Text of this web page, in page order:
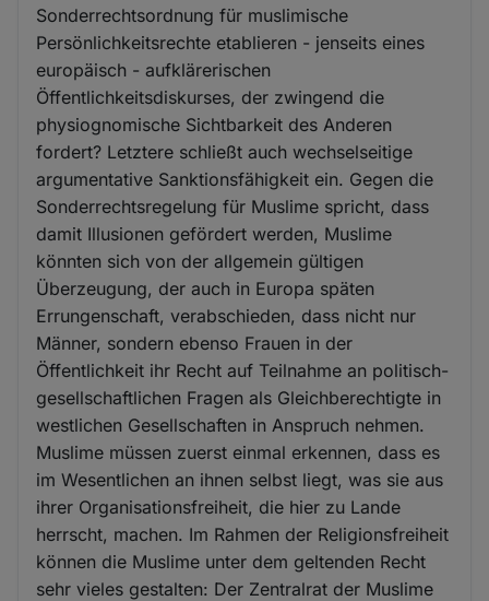
Sonderrechtsordnung für muslimische
Persönlichkeitsrechte etablieren - jenseits eines
europäisch - aufklärerischen
Öffentlichkeitsdiskurses, der zwingend die
physiognomische Sichtbarkeit des Anderen
fordert? Letztere schließt auch wechselseitige
argumentative Sanktionsfähigkeit ein. Gegen die
Sonderrechtsregelung für Muslime spricht, dass
damit Illusionen gefördert werden, Muslime
könnten sich von der allgemein gültigen
Überzeugung, der auch in Europa späten
Errungenschaft, verabschieden, dass nicht nur
Männer, sondern ebenso Frauen in der
Öffentlichkeit ihr Recht auf Teilnahme an politisch-
gesellschaftlichen Fragen als Gleichberechtigte in
westlichen Gesellschaften in Anspruch nehmen.
Muslime müssen zuerst einmal erkennen, dass es
im Wesentlichen an ihnen selbst liegt, was sie aus
ihrer Organisationsfreiheit, die hier zu Lande
herrscht, machen. Im Rahmen der Religionsfreiheit
können die Muslime unter dem geltenden Recht
sehr vieles gestalten: Der Zentralrat der Muslime